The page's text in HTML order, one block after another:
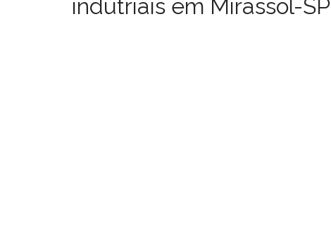
indutriais em Mirassol-SP